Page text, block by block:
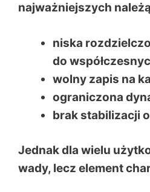
najważniejszych
niska
do
wolny zapis na
ograniczona
brak stabilizacji
Jednak dla wielu
wady, lecz element